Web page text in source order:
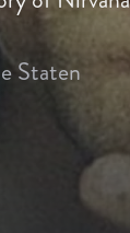
Staten